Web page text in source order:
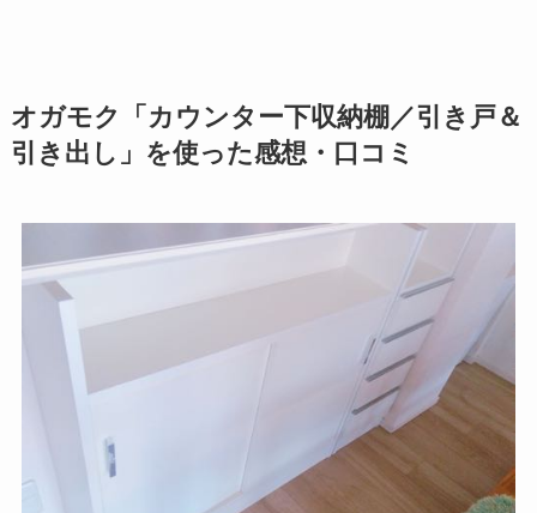
オガモク「カウンター下収納棚／引き戸＆
引き出し」を使った感想・口コミ